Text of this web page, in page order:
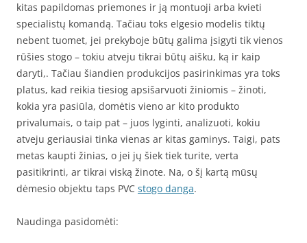
kitas papildomas priemones ir ją montuoji arba kvieti
specialistų komandą. Tačiau toks elgesio modelis tiktų
nebent tuomet, jei prekyboje būtų galima įsigyti tik vienos
rūšies stogo – tokiu atveju tikrai būtų aišku, ką ir kaip
daryti,. Tačiau šiandien produkcijos pasirinkimas yra toks
platus, kad reikia tiesiog apsišarvuoti žiniomis – žinoti,
kokia yra pasiūla, domėtis vieno ar kito produkto
privalumais, o taip pat – juos lyginti, analizuoti, kokiu
atveju geriausiai tinka vienas ar kitas gaminys. Taigi, pats
metas kaupti žinias, o jei jų šiek tiek turite, verta
pasitikrinti, ar tikrai viską žinote. Na, o šį kartą mūsų
dėmesio objektu taps PVC stogo danga.
Naudinga pasidomėti: